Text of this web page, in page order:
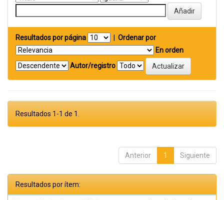
Resultados por página
Ordenar por
En orden
Autor/registro
Resultados 1-1 de 1.
Anterior 1 Siguiente
Resultados por ítem: